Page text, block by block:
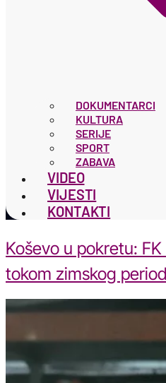
DOKUMENTARCI
KULTURA
SERIJE
SPORT
ZABAVA
VIDEO
VIJESTI
KONTAKTI
Koševo u pokretu:
tokom zimskog